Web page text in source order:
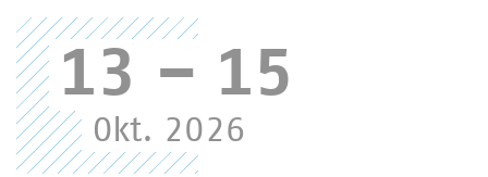
13 – 15
Okt. 2026